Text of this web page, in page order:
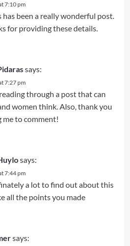
7:10 pm
been a really wonderful post.
for providing these details.
says:
7:27 pm
through a post that can
women think. Also, thank you
me to comment!
says:
7:44 pm
a lot to find out about this
all the points you made
says: